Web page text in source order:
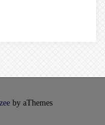
by aThemes